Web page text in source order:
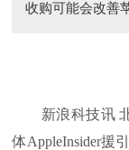
收购可能会改善
新浪科技讯 北
体AppleInsider援